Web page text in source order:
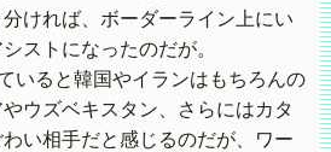
ければ、ボーダーライン上にい
ストになったのだが。
いると韓国やイランはもちろんの
ウズベキスタン、さらにはカタ
い相手だと感じるのだが、ワー